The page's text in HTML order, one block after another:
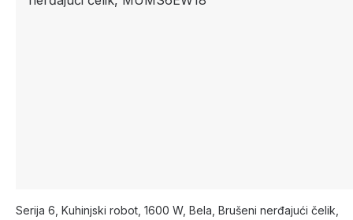
Serija 6, Kuhinjski robot, 1600 W, Bela, Brušeni nerđajući čelik,